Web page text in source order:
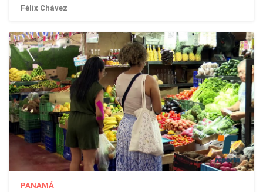
Félix Chávez
PANAMÁ